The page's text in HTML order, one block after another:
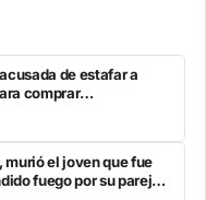
de estafar a
comprar
murió el joven que fue
fuego por su pareja